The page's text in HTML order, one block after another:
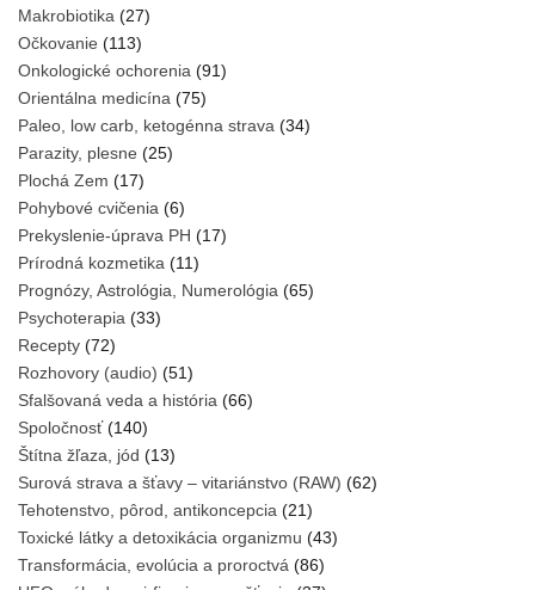
Makrobiotika (27)
Očkovanie (113)
Onkologické ochorenia (91)
Orientálna medicína (75)
Paleo, low carb, ketogénna strava (34)
Parazity, plesne (25)
Plochá Zem (17)
Pohybové cvičenia (6)
Prekyslenie-úprava PH (17)
Prírodná kozmetika (11)
Prognózy, Astrológia, Numerológia (65)
Psychoterapia (33)
Recepty (72)
Rozhovory (audio) (51)
Sfalšovaná veda a história (66)
Spoločnosť(140)
Štítna žľaza, jód (13)
Surová strava a šťavy – vitariánstvo (RAW) (62)
Tehotenstvo, pôrod, antikoncepcia (21)
Toxické látky a detoxikácia organizmu (43)
Transformácia, evolúcia a proroctvá (86)